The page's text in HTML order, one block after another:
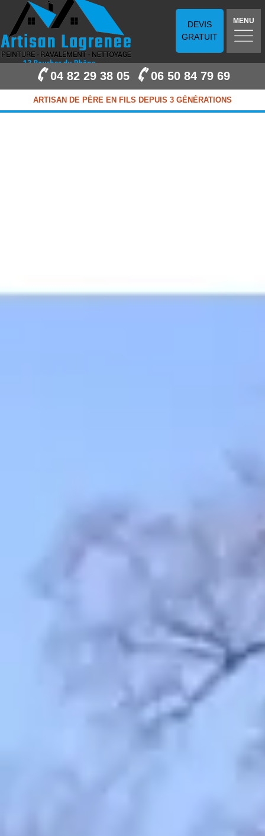
DEVIS
GRATUIT
MENU
04 82 29 38 05 06 50 84 79 69
ARTISAN DE PÈRE EN FILS DEPUIS 3 GÉNÉRATIONS